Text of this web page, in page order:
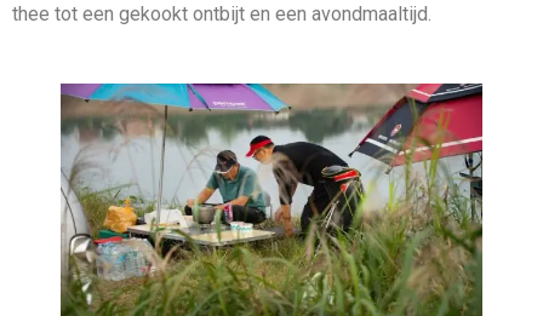
thee tot een gekookt ontbijt en een avondmaaltijd.